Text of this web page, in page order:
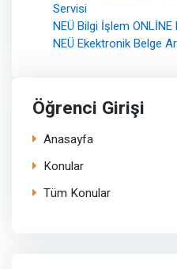
Servisi
NEÜ Bilgi İşlem
NEÜ Ekektronik Belge
Öğrenci Girişi
Anasayfa
Konular
Tüm Konular